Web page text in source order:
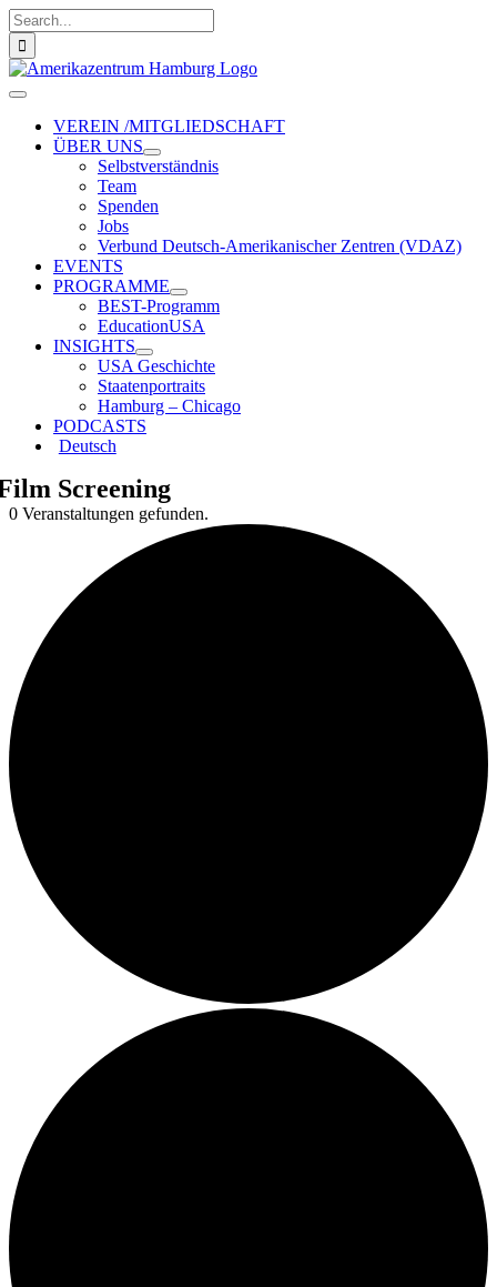
Zum
Inhalt
springen
Suche
nach:
Toggle
NavigationVEREIN /MITGLIEDSCHAFT
ÜBER UNS
Selbstverständnis
Team
Spenden
Jobs
Verbund Deutsch-Amerikanischer Zentren (VDAZ)
EVENTS
PROGRAMME
BEST-Programm
EducationUSA
INSIGHTS
USA Geschichte
Staatenportraits
Hamburg – Chicago
PODCASTS
Deutsch
Screening
0 Veranstaltungen gefunden.